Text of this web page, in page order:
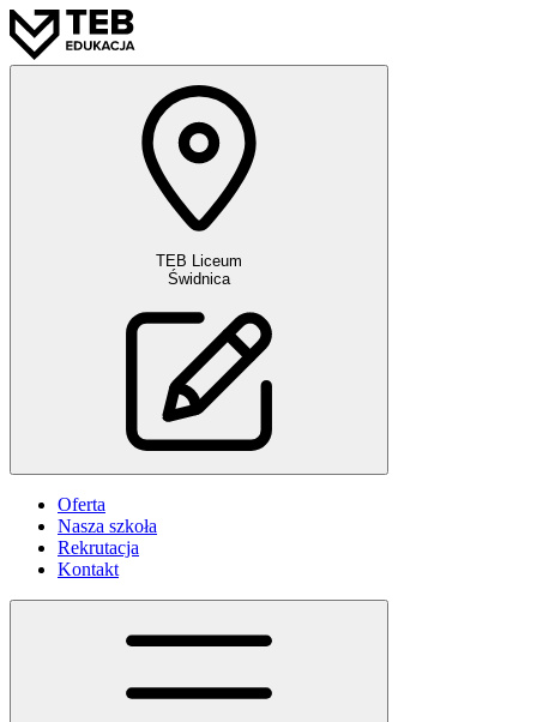
TEB Liceum
Świdnica
Oferta
Nasza szkoła
Rekrutacja
Kontakt